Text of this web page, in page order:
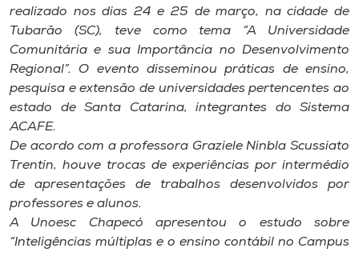
Cultura
CPA
Biblioteca
Editora
Rádio
realizado nos dias 24 e 25 de março, na cidade de
Tubarão (SC), teve como tema “A Universidade
Comunitária e sua Importância no Desenvolvimento
Regional”. O evento disseminou práticas de ensino,
pesquisa e extensão de universidades pertencentes ao
estado de Santa Catarina, integrantes do Sistema
ACAFE.
De acordo com a professora Graziele Ninbla Scussiato
Trentin, houve trocas de experiências por intermédio
de apresentações de trabalhos desenvolvidos por
professores e alunos.
A Unoesc Chapecó apresentou o estudo sobre
“Inteligências múltiplas e o ensino contábil no Campus